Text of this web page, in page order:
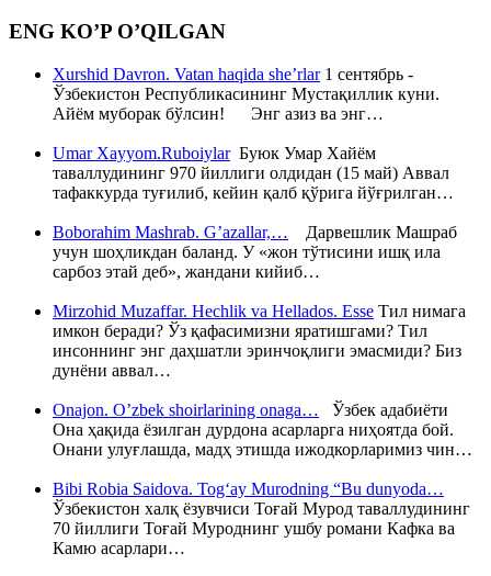
ENG KO’P O’QILGAN
Xurshid Davron. Vatan haqida she’rlar1 сентябрь -
Ўзбекистон Республикасининг Мустақиллик куни.
Айём муборак бўлсин! Энг азиз ва энг…
Umar Xayyom.RuboiylarБуюк Умар Хайём
таваллудининг 970 йиллиги олдидан (15 май) Аввал
тафаккурда туғилиб, кейин қалб қўрига йўғрилган…
Boborahim Mashrab. G’azallar,… Дарвешлик Машраб
учун шоҳликдан баланд. У «жон тўтисини ишқ ила
сарбоз этай деб», жандани кийиб…
Mirzohid Muzaffar. Hechlik va Hellados. Esse Тил нимага
имкон беради? Ўз қафасимизни яратишгами? Тил
инсоннинг энг даҳшатли эринчоқлиги эмасмиди? Биз
дунёни аввал…
Onajon. O’zbek shoirlarining onaga… Ўзбек адабиёти
Она ҳақида ёзилган дурдона асарларга ниҳоятда бой.
Онани улуғлашда, мадҳ этишда ижодкорларимиз чин…
Bibi Robia Saidova. Tog‘ay Murodning “Bu dunyoda…
Ўзбекистон халқ ёзувчиси Тоғай Мурод таваллудининг
70 йиллиги Тоғай Муроднинг ушбу романи Кафка ва
Камю асарлари…